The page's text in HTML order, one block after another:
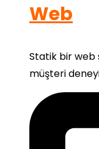
Web
Statik bir web
müşteri